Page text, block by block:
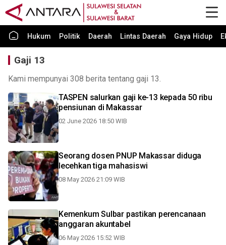
Hukum Politik Daerah Lintas Daerah Gaya Hidup
Gaji 13
Kami mempunyai 308 berita tentang gaji 13.
TASPEN salurkan gaji ke-13 kepada 50 ribu
pensiunan di Makassar
02 June 2026 18:50 WIB
Seorang dosen PNUP Makassar diduga
lecehkan tiga mahasiswi
08 May 2026 21:09 WIB
Kemenkum Sulbar pastikan perencanaan
anggaran akuntabel
06 May 2026 15:52 WIB